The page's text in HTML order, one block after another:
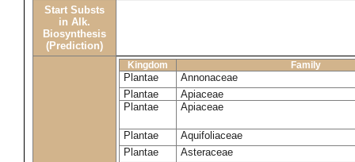
Start Substs
in Alk.
Biosynthesis
(Prediction)
Kingdom Family
Plantae
Annonaceae
Plantae
Apiaceae
Plantae
Apiaceae
Plantae
Aquifoliaceae
Plantae
Asteraceae